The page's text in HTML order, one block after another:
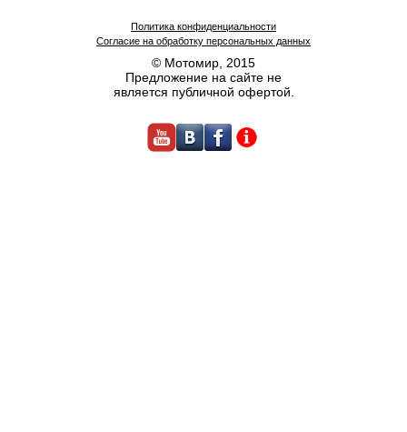
© Мотомир, 2015
Предложение на сайте не
является публичной офертой.
Политика конфиденциальности
Согласие на обработку персональных данных